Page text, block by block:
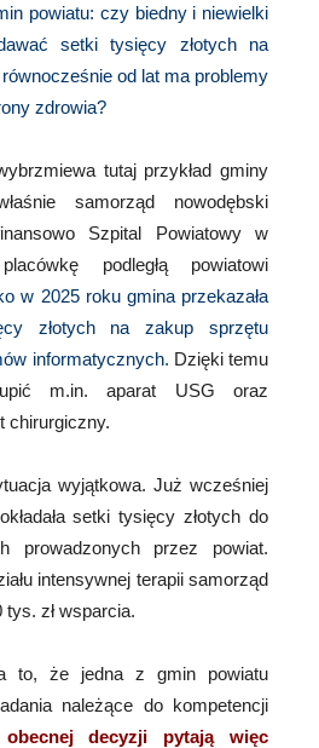
powiatu: czy biedny i niewielki
setki tysięcy złotych na
od lat ma problemy
zdrowia?
tutaj przykład gminy
samorząd nowodębski
Szpital Powiatowy w
podległą powiatowi
w 2025 roku gmina przekazała
złotych na zakup sprzętu
informatycznych. Dzięki temu
m.in. aparat USG oraz
chirurgiczny.
wyjątkowa. Już wcześniej
setki tysięcy złotych do
prowadzonych przez powiat.
intensywnej terapii samorząd
tys. zł wsparcia.
to, że jedna z gmin powiatu
należące do kompetencji
obecnej decyzji pytają więc